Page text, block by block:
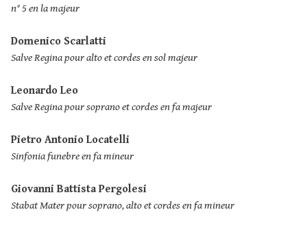
n° 5 en la majeur
Domenico Scarlatti
Salve Regina pour alto et cordes en sol majeur
Leonardo Leo
Salve Regina pour soprano et cordes en fa majeur
Pietro Antonio Locatelli
Sinfonia funebre en fa mineur
Giovanni Battista Pergolesi
Stabat Mater pour soprano, alto et cordes en fa mineur